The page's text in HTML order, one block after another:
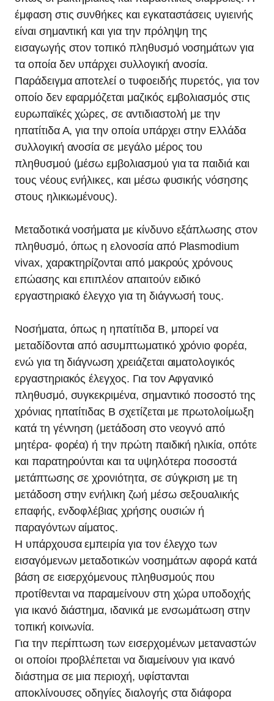
έμφαση στις συνθήκες και εγκαταστάσεις υγιεινής
είναι σημαντική και για την πρόληψη της
εισαγωγής στον τοπικό πληθυσμό νοσημάτων για
τα οποία δεν υπάρχει συλλογική ανοσία.
Παράδειγμα αποτελεί ο τυφοειδής πυρετός, για τον
οποίο δεν εφαρμόζεται μαζικός εμβολιασμός στις
ευρωπαϊκές χώρες, σε αντιδιαστολή με την
ηπατίτιδα Α, για την οποία υπάρχει στην Ελλάδα
συλλογική ανοσία σε μεγάλο μέρος του
πληθυσμού (μέσω εμβολιασμού για τα παιδιά και
τους νέους ενήλικες, και μέσω φυσικής νόσησης
στους ηλικιωμένους).
Μεταδοτικά νοσήματα με κίνδυνο εξάπλωσης στον
πληθυσμό, όπως η ελονοσία από Plasmodium
vivax, χαρακτηρίζονται από μακρούς χρόνους
επώασης και επιπλέον απαιτούν ειδικό
εργαστηριακό έλεγχο για τη διάγνωσή τους.
Νοσήματα, όπως η ηπατίτιδα Β, μπορεί να
μεταδίδονται από ασυμπτωματικό χρόνιο φορέα,
ενώ για τη διάγνωση χρειάζεται αιματολογικός
εργαστηριακός έλεγχος. Για τον Αφγανικό
πληθυσμό, συγκεκριμένα, σημαντικό ποσοστό της
χρόνιας ηπατίτιδας Β σχετίζεται με πρωτολοίμωξη
κατά τη γέννηση (μετάδοση στο νεογνό από
μητέρα- φορέα) ή την πρώτη παιδική ηλικία, οπότε
και παρατηρούνται και τα υψηλότερα ποσοστά
μετάπτωσης σε χρονιότητα, σε σύγκριση με τη
μετάδοση στην ενήλικη ζωή μέσω σεξουαλικής
επαφής, ενδοφλέβιας χρήσης ουσιών ή
παραγόντων αίματος.
Η υπάρχουσα εμπειρία για τον έλεγχο των
εισαγόμενων μεταδοτικών νοσημάτων αφορά κατά
βάση σε εισερχόμενους πληθυσμούς που
προτίθενται να παραμείνουν στη χώρα υποδοχής
για ικανό διάστημα, ιδανικά με ενσωμάτωση στην
τοπική κοινωνία.
Για την περίπτωση των εισερχομένων μεταναστών
οι οποίοι προβλέπεται να διαμείνουν για ικανό
διάστημα σε μια περιοχή, υφίστανται
αποκλίνουσες οδηγίες διαλογής στα διάφορα